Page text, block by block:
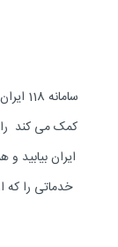
کمک می کند
ایران
خدماتی را که